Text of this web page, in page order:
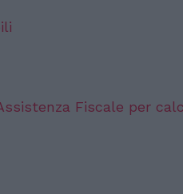
Fiscale per